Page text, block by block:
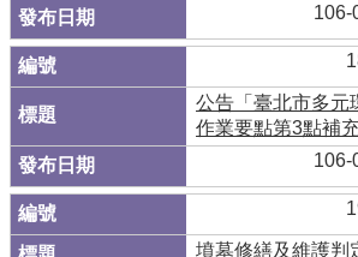
106-
公告「臺北市多元
作業要點第3點補
106-
墳墓修繕及維護判